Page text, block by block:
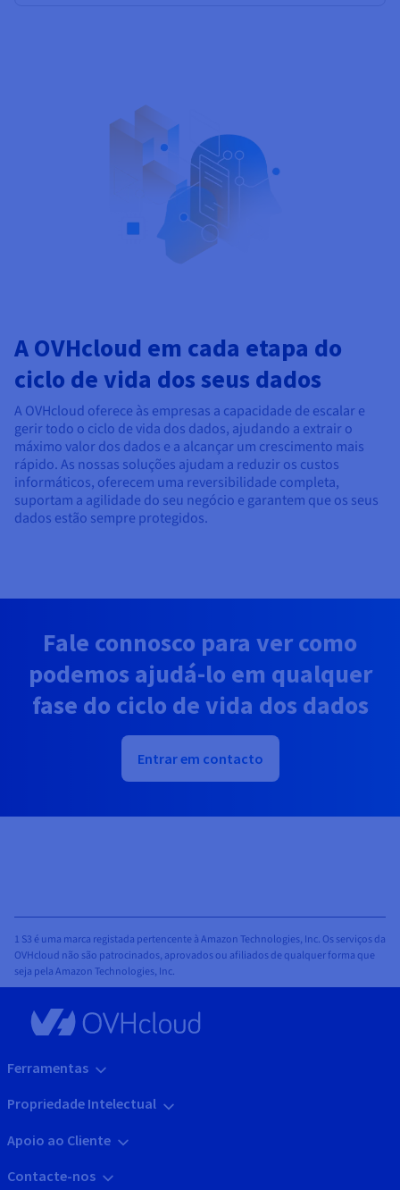
A OVHcloud em cada etapa do
ciclo de vida dos seus dados
A OVHcloud oferece às empresas a capacidade de escalar e
gerir todo o ciclo de vida dos dados, ajudando a extrair o
máximo valor dos dados e a alcançar um crescimento mais
rápido. As nossas soluções ajudam a reduzir os custos
informáticos, oferecem uma reversibilidade completa,
suportam a agilidade do seu negócio e garantem que os seus
dados estão sempre protegidos.
Fale connosco para ver como
podemos ajudá-lo em qualquer
fase do ciclo de vida dos dados
Entrar em contacto
1 S3 é uma marca registada pertencente à Amazon Technologies, Inc. Os serviços da
OVHcloud não são patrocinados, aprovados ou afiliados de qualquer forma que
seja pela Amazon Technologies, Inc.
Ferramentas
Propriedade Intelectual
Apoio ao Cliente
Contacte-nos